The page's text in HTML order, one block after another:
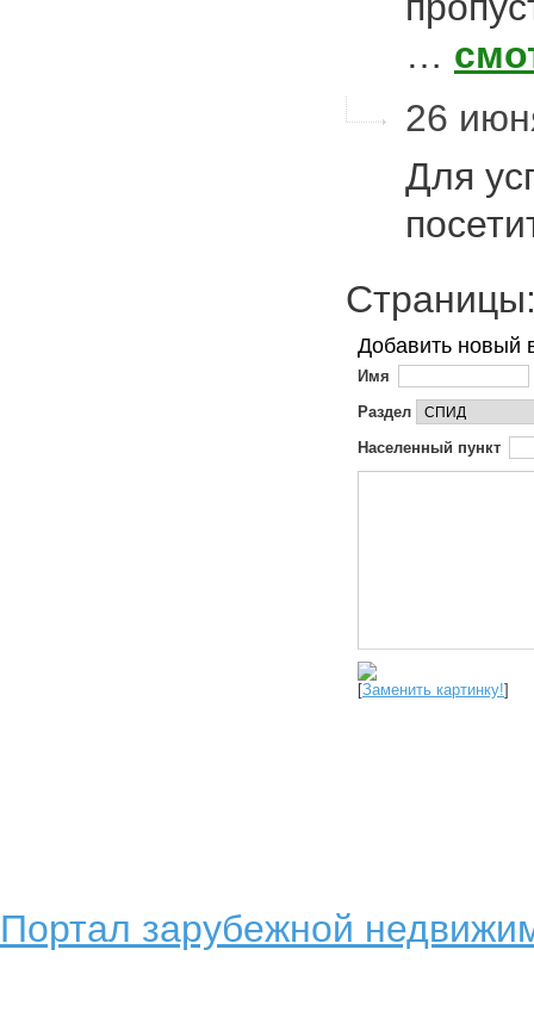
…
26
Для
Добавить новый
Имя
Раздел
Населенный пункт
[Заменить картинку!]
Портал зарубежной